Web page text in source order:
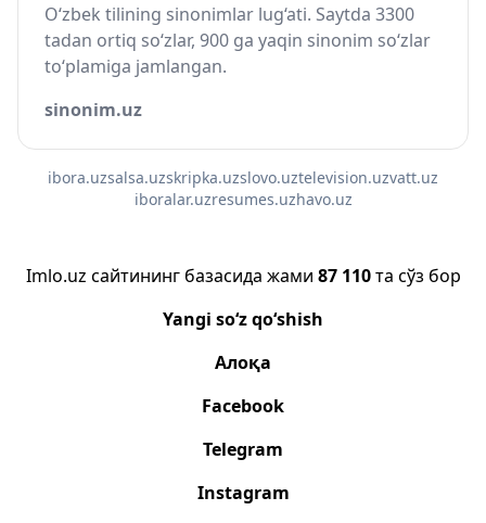
O‘zbek tilining sinonimlar lug‘ati. Saytda 3300
tadan ortiq so‘zlar, 900 ga yaqin sinonim so‘zlar
to‘plamiga jamlangan.
sinonim.uz
ibora.uzsalsa.uzskripka.uzslovo.uztelevision.uzvatt.uz
iboralar.uzresumes.uzhavo.uz
Imlo.uz сайтининг базасида жами 87 110та сўз бор
Yangi so‘z qo‘shish
Алоқа
Facebook
Telegram
Instagram